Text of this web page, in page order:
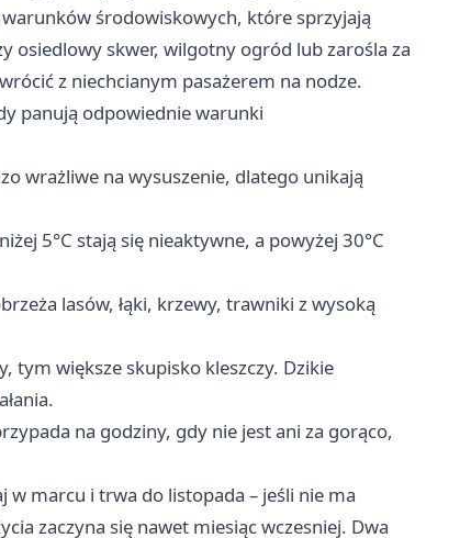
środowiskowych, które sprzyjają
osiedlowy skwer, wilgotny ogród lub zarośla za
z niechcianym pasażerem na nodze.
panują odpowiednie warunki
wrażliwe na wysuszenie, dlatego unikają
5°C stają się nieaktywne, a powyżej 30°C
lasów, łąki, krzewy, trawniki z wysoką
tym większe skupisko kleszczy. Dzikie
na godziny, gdy nie jest ani za gorąco,
w marcu i trwa do listopada – jeśli nie ma
zaczyna się nawet miesiąc wczesniej. Dwa